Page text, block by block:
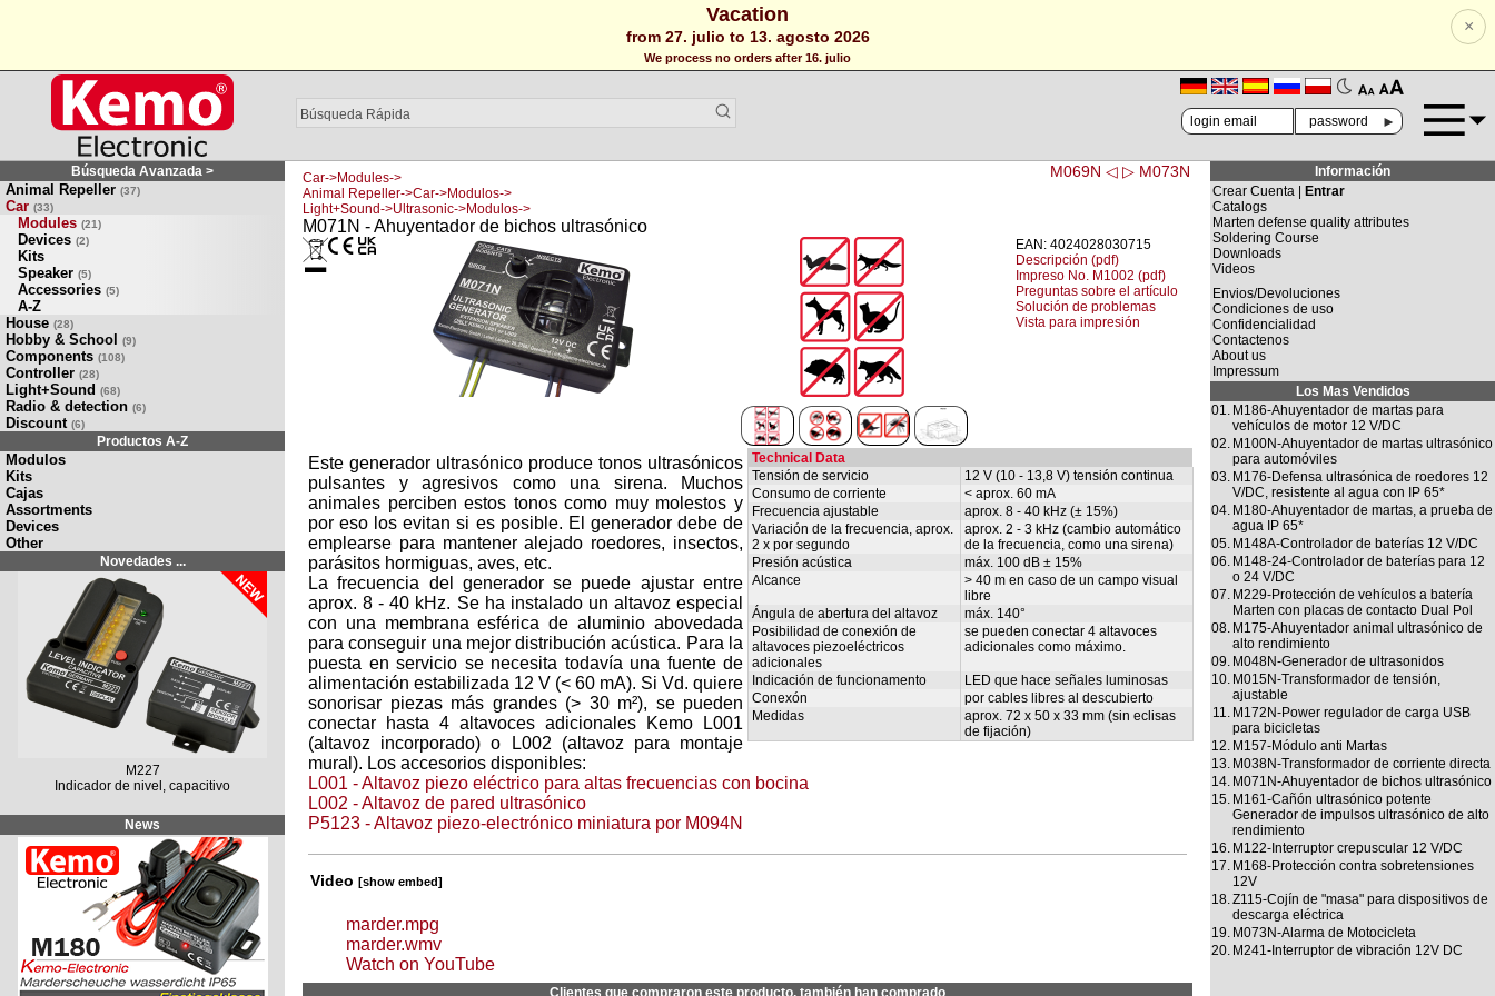
Vacation
from 27. julio to 13. agosto 2026
We process no orders after 16. julio
×
🗛 🗚
►
Búsqueda Avanzada >
Animal Repeller (37)
Car (33)
Modules (21)
Devices (2)
Kits
Speaker (5)
Accessories (5)
A-Z
House (28)
Hobby & School (9)
Components (108)
Controller (28)
Light+Sound (68)
Radio & detection (6)
Discount (6)
Productos A-Z
Modulos
Kits
Cajas
Assortments
Devices
Other
Novedades ...
M227
Indicador de nivel, capacitivo
News
M069N ◁ ▷ M073N
Car->Modules->
Animal Repeller->Car->Modulos->
Light+Sound->Ultrasonic->Modulos->
M071N - Ahuyentador de bichos ultrasónico
EAN: 4024028030715
Descripción (pdf)
Impreso No. M1002 (pdf)
Preguntas sobre el artículo
Solución de problemas
Vista para impresión
Technical Data
Tensión de servicio
12 V (10 - 13,8 V) tensión continua
Consumo de corriente
< aprox. 60 mA
Frecuencia ajustable
aprox. 8 - 40 kHz (± 15%)
Variación de la frecuencia, aprox.
2 x por segundo
aprox. 2 - 3 kHz (cambio automático
de la frecuencia, como una sirena)
Presión acústica
máx. 100 dB ± 15%
Alcance
> 40 m en caso de un campo visual
libre
Ángula de abertura del altavoz
máx. 140°
Posibilidad de conexión de
altavoces piezoeléctricos
adicionales
se pueden conectar 4 altavoces
adicionales como máximo.
Indicación de funcionamento
LED que hace señales luminosas
Conexón
por cables libres al descubierto
Medidas
aprox. 72 x 50 x 33 mm (sin eclisas
de fijación)
Este generador ultrasónico produce tonos ultrasónicos
pulsantes y agresivos como una sirena. Muchos
animales perciben estos tonos como muy molestos y
por eso los evitan si es posible. El generador debe de
emplearse para mantener alejado roedores, insectos,
parásitos hormiguas, aves, etc.
La frecuencia del generador se puede ajustar entre
aprox. 8 - 40 kHz. Se ha instalado un altavoz especial
con una membrana esférica de aluminio abovedada
para conseguir una mejor distribución acústica. Para la
puesta en servicio se necesita todavía una fuente de
alimentación estabilizada 12 V (< 60 mA). Si Vd. quiere
sonorisar piezas más grandes (> 30 m²), se pueden
conectar hasta 4 altavoces adicionales Kemo L001
(altavoz incorporado) o L002 (altavoz para montaje
mural). Los accesorios disponibles:
L001 - Altavoz piezo eléctrico para altas frecuencias con bocina
L002 - Altavoz de pared ultrasónico
P5123 - Altavoz piezo-electrónico miniatura por M094N
Video [show embed]
marder.mpg
marder.wmv
Watch on YouTube
Clientes que compraron este producto, también han comprado
Información
Crear Cuenta |
Entrar
Catalogs
Marten defense quality attributes
Soldering Course
Downloads
Videos
Envios/Devoluciones
Condiciones de uso
Confidencialidad
Contactenos
About us
Impressum
Los Mas Vendidos
01. M186-Ahuyentador de martas para
vehículos de motor 12 V/DC
02. M100N-Ahuyentador de martas ultrasónico
para automóviles
03. M176-Defensa ultrasónica de roedores 12
V/DC, resistente al agua con IP 65*
04. M180-Ahuyentador de martas, a prueba de
agua IP 65*
05. M148A-Controlador de baterías 12 V/DC
06. M148-24-Controlador de baterías para 12
o 24 V/DC
07. M229-Protección de vehículos a batería
Marten con placas de contacto Dual Pol
08. M175-Ahuyentador animal ultrasónico de
alto rendimiento
09. M048N-Generador de ultrasonidos
10. M015N-Transformador de tensión,
ajustable
11. M172N-Power regulador de carga USB
para bicicletas
12. M157-Módulo anti Martas
13. M038N-Transformador de corriente directa
14. M071N-Ahuyentador de bichos ultrasónico
15. M161-Cañón ultrasónico potente
Generador de impulsos ultrasónico de alto
rendimiento
16. M122-Interruptor crepuscular 12 V/DC
17. M168-Protección contra sobretensiones
12V
18.Z115-Cojín de "masa" para dispositivos de
descarga eléctrica
19. M073N-Alarma de Motocicleta
20. M241-Interruptor de vibración 12V DC